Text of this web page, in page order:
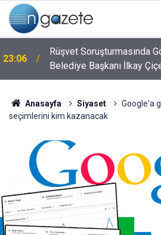
23:06
Rüşvet Soruşturmasında
Belediye Başkanı İlkay
Anasayfa Siyaset
Google'a
seçimlerini kim kazanacak